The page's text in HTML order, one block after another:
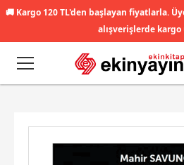
🚚 Kargo 120 TL'den başlayan fiyatlarla.
alışverişlerde kargo